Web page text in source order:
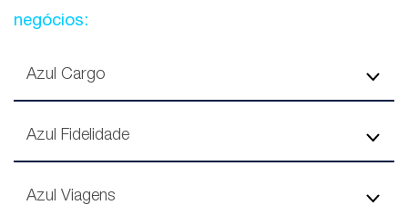
negócios:
Azul Cargo
Azul Fidelidade
Azul Viagens